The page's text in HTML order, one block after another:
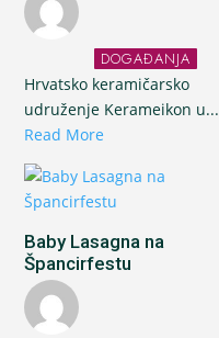
DOGAĐANJA
Hrvatsko keramičarsko
udruženje Kerameikon u...
Read More
Baby Lasagna na
Špancirfestu